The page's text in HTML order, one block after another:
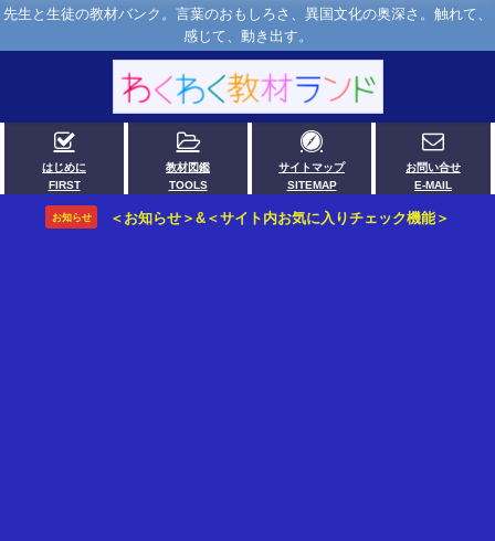
先生と生徒の教材バンク。言葉のおもしろさ、異国文化の奥深さ。触れて、
感じて、動き出す。
はじめに
FIRST
教材図鑑
TOOLS
サイトマップ
SITEMAP
お問い合せ
E-MAIL
お知らせ ＜お知らせ＞&＜サイト内お気に入りチェック機能＞